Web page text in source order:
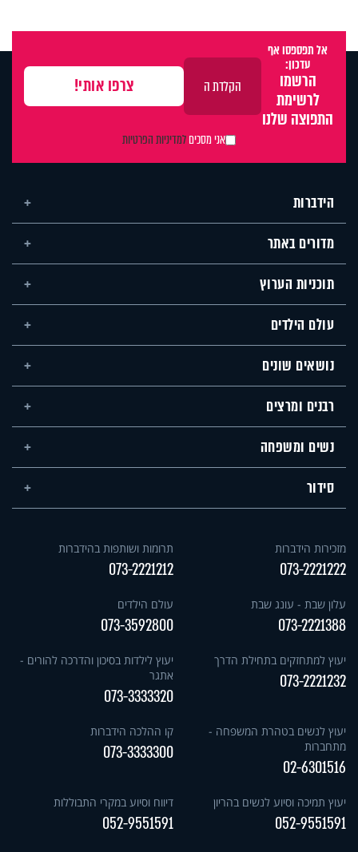
אל תפספסו אף
עדכון:
הרשמו
לרשימת
התפוצה שלנו
אני מסכיםלמדיניות הפרטיות
הידברות
מדורים באתר
תוכניות הערוץ
עולם הילדים
נושאים שונים
רבנים ומרצים
נשים ומשפחה
סידור
מזכירות הידברות
073-2221222
תרומות ושותפות בהידברות
073-2221212
עלון שבת - עונג שבת
073-2221388
עולם הילדים
073-3592800
יעוץ למתחזקים בתחילת הדרך
073-2221232
יעוץ לילדות בסיכון והדרכה להורים -
אתגר
073-3333320
יעוץ לנשים בטהרת המשפחה -
מתחברות
02-6301516
קו ההלכה הידברות
073-3333300
יעוץ תמיכה וסיוע לנשים בהריון
052-9551591
דיווח וסיוע במקרי התבוללות
052-9551591